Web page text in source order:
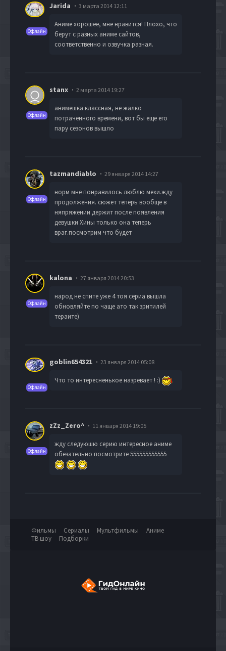
Офлайн
Jarida 3 марта 2014 12:11
Аниме хорошее, мне нравится! Плохо, что
берут с разных аниме сайтов,
соответственно и озвучка разная.
Офлайн
stanx 2 марта 2014 19:27
анимешка классная, не жалко
потраченного времени, вот бы еще его
пару сезонов вышло
Офлайн
tazmandiablo 29 января 2014 14:27
норм мне понравилось люблю мехи.жду
продолжения. сюжет теперь вообще в
няпряжении держит после появления
девушки Хины только она теперь
враг.посмотрим что будет
Офлайн
kalona 27 января 2014 20:53
народ не спите уже 4 тоя сериа вышла
обновляйте по чаще ато так зритилей
тераите)
Офлайн
goblin654321 23 января 2014 05:08
Что то интересненькое назревает ! :)
Офлайн
zZz_Zero^ 11 января 2014 19:05
жду следуюшю серию интересное аниме
обезательно посмотрите 555555555555
Фильмы Сериалы Мультфильмы
Аниме
ТВ шоу
Подборки